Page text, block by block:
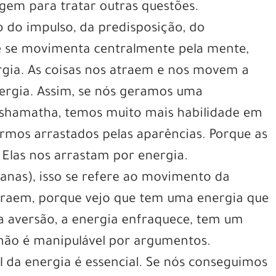
para tratar outras questões.
do impulso, da predisposição, do
movimenta centralmente pela mente,
As coisas nos atraem e nos movem a
Assim, se nós geramos uma
temos muito mais habilidade em
arrastados pelas aparências. Porque as
nos arrastam por energia.
isso se refere ao movimento da
porque vejo que tem uma energia que
aversão, a energia enfraquece, tem um
é manipulável por argumentos.
energia é essencial. Se nós conseguimos